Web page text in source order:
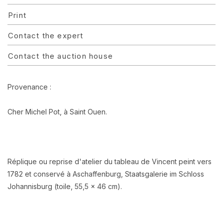
Print
Contact the expert
Contact the auction house
Provenance :
Cher Michel Pot, à Saint Ouen.
Réplique ou reprise d'atelier du tableau de Vincent peint vers
1782 et conservé à Aschaffenburg, Staatsgalerie im Schloss
Johannisburg (toile, 55,5 x 46 cm).